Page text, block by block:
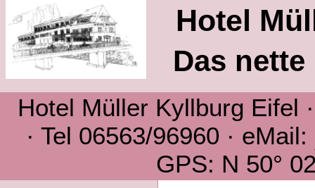
Hotel
Das
Hotel Müller Kyllburg Eifel
· Tel 06563/96960 · eMail:
GPS: N 50°